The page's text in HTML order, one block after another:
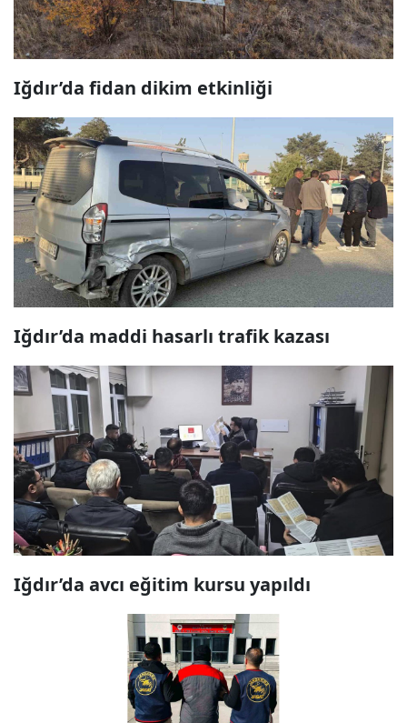
Iğdır’da fidan dikim etkinliği
Iğdır’da maddi hasarlı trafik kazası
Iğdır’da avcı eğitim kursu yapıldı